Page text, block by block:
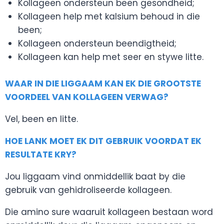
Kollageen ondersteun been gesondheid;
Kollageen help met kalsium behoud in die
been;
Kollageen ondersteun beendigtheid;
Kollageen kan help met seer en stywe litte.
WAAR IN DIE LIGGAAM KAN EK DIE GROOTSTE
VOORDEEL VAN KOLLAGEEN VERWAG?
Vel, been en litte.
HOE LANK MOET EK DIT GEBRUIK VOORDAT EK
RESULTATE KRY?
Jou liggaam vind onmiddellik baat by die
gebruik van gehidroliseerde kollageen.
Die amino sure waaruit kollageen bestaan word